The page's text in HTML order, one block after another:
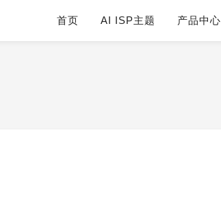
首页 AI ISP主题 产品中心